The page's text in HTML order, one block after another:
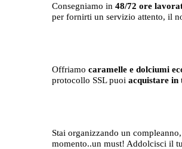
Consegniamo in 48/72 ore
per fornirti un servizio attento, il
Offriamo caramelle e dolciumi
protocollo SSL puoi acquistare in
Stai organizzando un
momento..un must! Addolcisci il